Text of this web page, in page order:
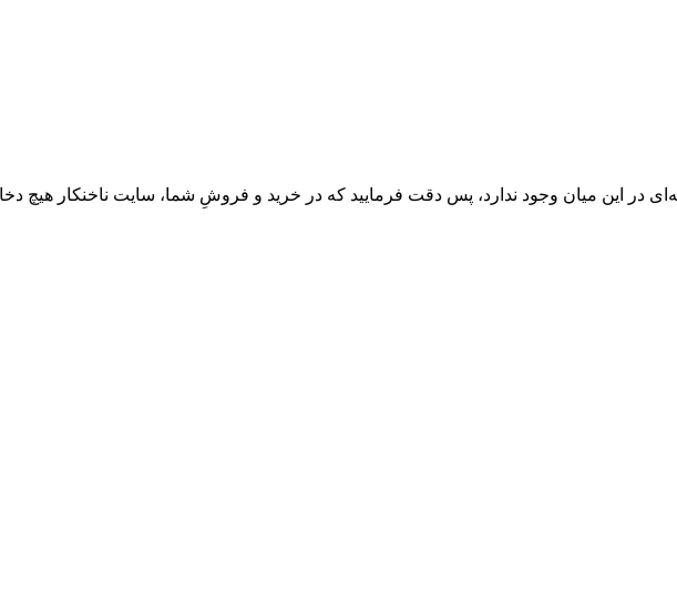
در این میان وجود ندارد، پس دقت فرمایید که در خرید و فروشِ شما، سایت ناخنکار هیچ